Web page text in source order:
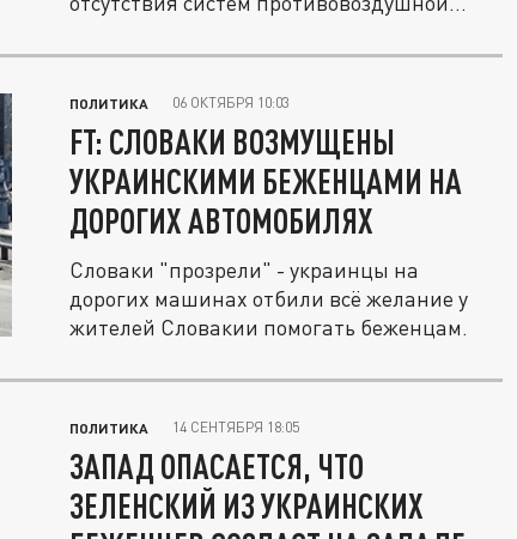
ПОЛИТИКА 06 ОКТЯБРЯ 10:03
FT: СЛОВАКИ ВОЗМУЩЕНЫ
УКРАИНСКИМИ БЕЖЕНЦАМИ НА
ДОРОГИХ АВТОМОБИЛЯХ
Словаки "прозрели" - украинцы на
дорогих машинах отбили всё желание у
жителей Словакии помогать беженцам.
ПОЛИТИКА 14 СЕНТЯБРЯ 18:05
ЗАПАД ОПАСАЕТСЯ, ЧТО
ЗЕЛЕНСКИЙ ИЗ УКРАИНСКИХ